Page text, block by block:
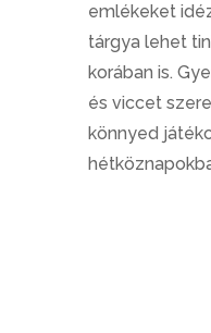
emlékeket
tárgya lehet
korában is.
és viccet
könnyed